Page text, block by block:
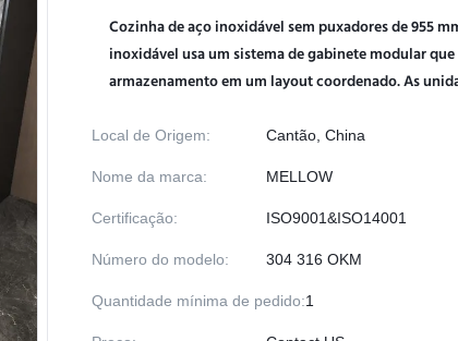
Cozinha de aço inoxidável sem puxadores de 955
inoxidável usa um sistema de gabinete modular
armazenamento em um layout coordenado. As
Local de Origem: Cantão, China
Nome da marca: MELLOW
Certificação: ISO9001&ISO14001
Número do modelo: 304 316 OKM
Quantidade mínima de pedido:1